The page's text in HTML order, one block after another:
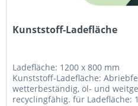
Kunststoff-Ladefläche
Ladefläche: 1200 x 800 mm
Kunststoff-Ladefläche:
wetterbeständig, öl- und
recyclingfähig. für Ladefläche: